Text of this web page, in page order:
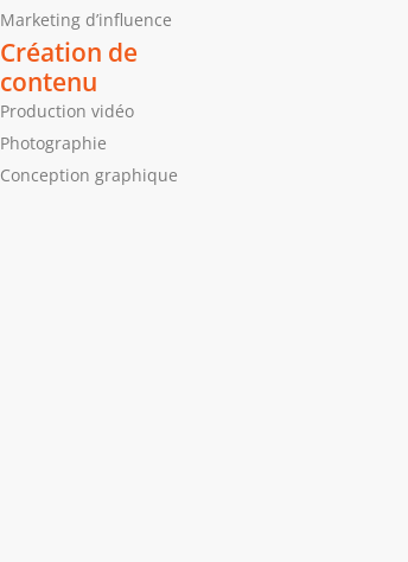
Marketing d’influence
Création de
contenu
Production vidéo
Photographie
Conception graphique